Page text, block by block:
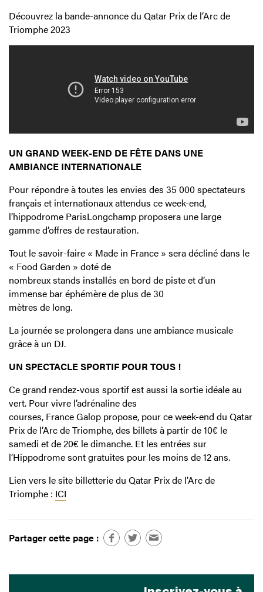
Découvrez la bande-annonce du Qatar Prix de l’Arc de
Triomphe 2023
UN GRAND WEEK-END DE FÊTE DANS UNE
AMBIANCE INTERNATIONALE
Pour répondre à toutes les envies des 35 000 spectateurs
français et internationaux attendus ce week-end,
l’hippodrome ParisLongchamp proposera une large
gamme d’offres de restauration.
Tout le savoir-faire « Made in France » sera décliné dans le
« Food Garden » doté de
nombreux stands installés en bord de piste et d’un
immense bar éphémère de plus de 30
mètres de long.
La journée se prolongera dans une ambiance musicale
grâce à un DJ.
UN SPECTACLE SPORTIF POUR TOUS !
Ce grand rendez-vous sportif est aussi la sortie idéale au
vert. Pour vivre l’adrénaline des
courses, France Galop propose, pour ce week-end du Qatar
Prix de l’Arc de Triomphe, des billets à partir de 10€ le
samedi et de 20€ le dimanche. Et les entrées sur
l’Hippodrome sont gratuites pour les moins de 12 ans.
Lien vers le site billetterie du Qatar Prix de l’Arc de
Triomphe : ICI
Partager cette page :